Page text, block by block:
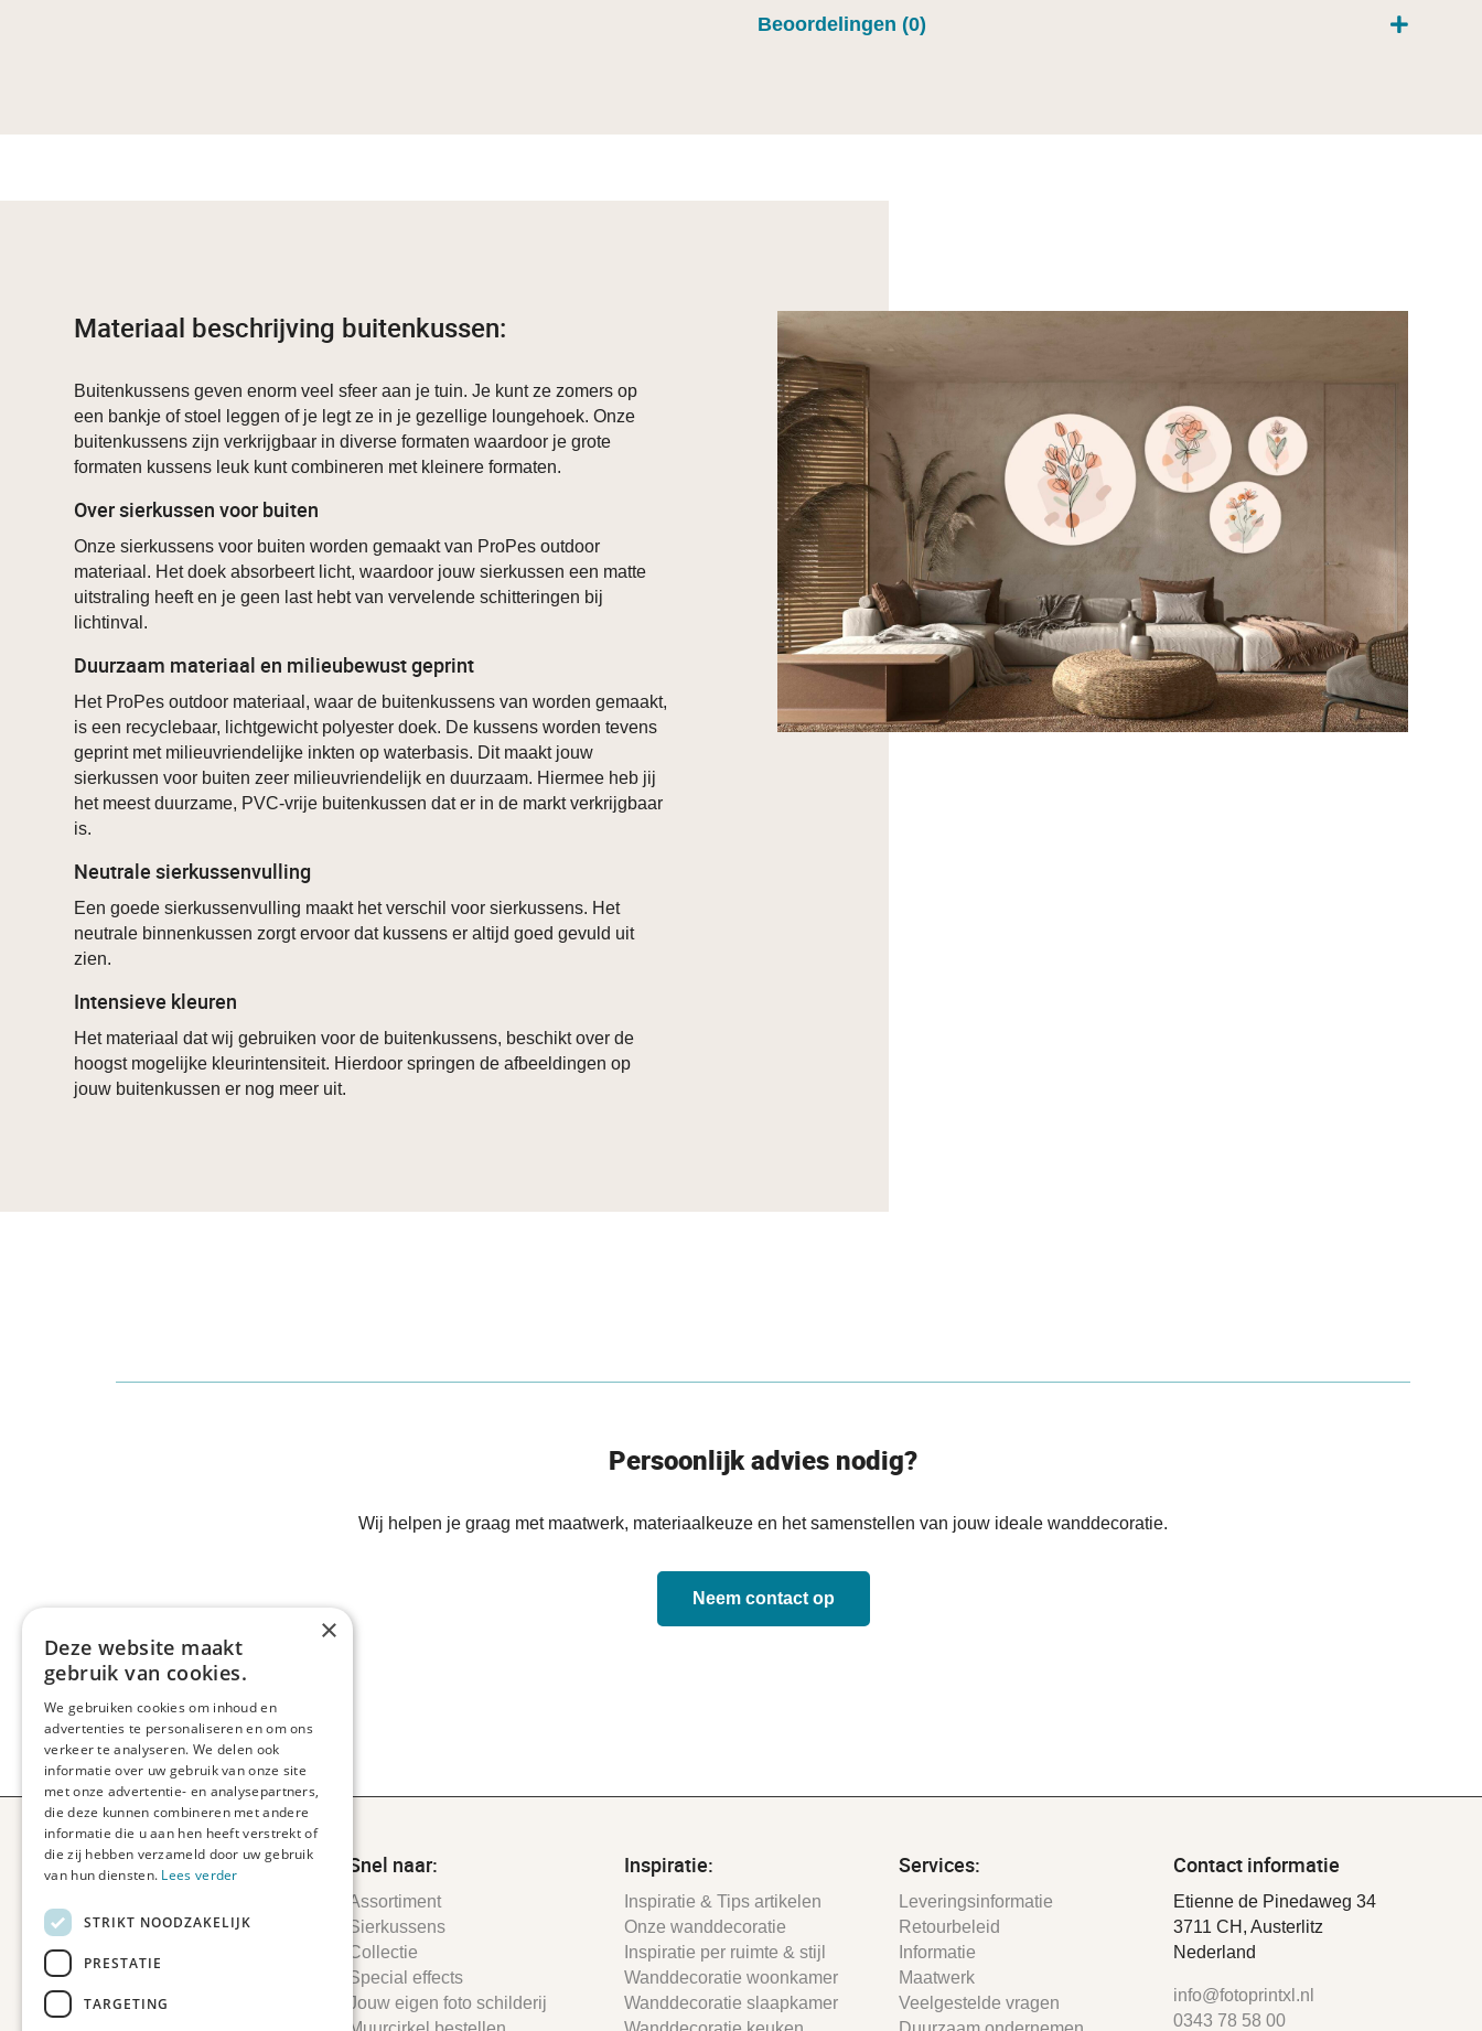
Beoordelingen (0)
Materiaal beschrijving buitenkussen:
Buitenkussens geven enorm veel sfeer aan je tuin. Je kunt ze zomers op
een bankje of stoel leggen of je legt ze in je gezellige loungehoek. Onze
buitenkussens zijn verkrijgbaar in diverse formaten waardoor je grote
formaten kussens leuk kunt combineren met kleinere formaten.
Over sierkussen voor buiten
Onze sierkussens voor buiten worden gemaakt van ProPes outdoor
materiaal. Het doek absorbeert licht, waardoor jouw sierkussen een matte
uitstraling heeft en je geen last hebt van vervelende schitteringen bij
lichtinval.
Duurzaam materiaal en milieubewust geprint
Het ProPes outdoor materiaal, waar de buitenkussens van worden gemaakt,
is een recyclebaar, lichtgewicht polyester doek. De kussens worden tevens
geprint met milieuvriendelijke inkten op waterbasis. Dit maakt jouw
sierkussen voor buiten zeer milieuvriendelijk en duurzaam. Hiermee heb jij
het meest duurzame, PVC-vrije buitenkussen dat er in de markt verkrijgbaar
is.
Neutrale sierkussenvulling
Een goede sierkussenvulling maakt het verschil voor sierkussens. Het
neutrale binnenkussen zorgt ervoor dat kussens er altijd goed gevuld uit
zien.
Intensieve kleuren
Het materiaal dat wij gebruiken voor de buitenkussens, beschikt over de
hoogst mogelijke kleurintensiteit. Hierdoor springen de afbeeldingen op
jouw buitenkussen er nog meer uit.
Persoonlijk advies nodig?
Wij helpen je graag met maatwerk, materiaalkeuze en het samenstellen van jouw ideale wanddecoratie.
Neem contact op
Snel naar:
Assortiment
Sierkussens
Collectie
Special effects
Jouw eigen foto schilderij
Inspiratie:
Inspiratie & Tips artikelen
Onze wanddecoratie
Inspiratie per ruimte & stijl
Wanddecoratie woonkamer
Wanddecoratie slaapkamer
Services:
Leveringsinformatie
Retourbeleid
Informatie
Maatwerk
Veelgestelde vragen
Contact informatie
Etienne de Pinedaweg 34
3711 CH, Austerlitz
Nederland
info@fotoprintxl.nl
0343 78 58 00
×
Deze website maakt
gebruik van cookies.
We gebruiken cookies om inhoud en
advertenties te personaliseren en om ons
verkeer te analyseren. We delen ook
informatie over uw gebruik van onze site
met onze advertentie- en analysepartners,
die deze kunnen combineren met andere
informatie die u aan hen heeft verstrekt of
die zij hebben verzameld door uw gebruik
van hun diensten. Lees verder
STRIKT NOODZAKELIJK
PRESTATIE
TARGETING